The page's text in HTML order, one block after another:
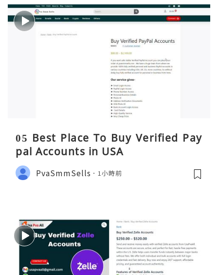
05 Best Place To Buy Verified Pay
pal Accounts in USA
PvaSmmSells 1小時前